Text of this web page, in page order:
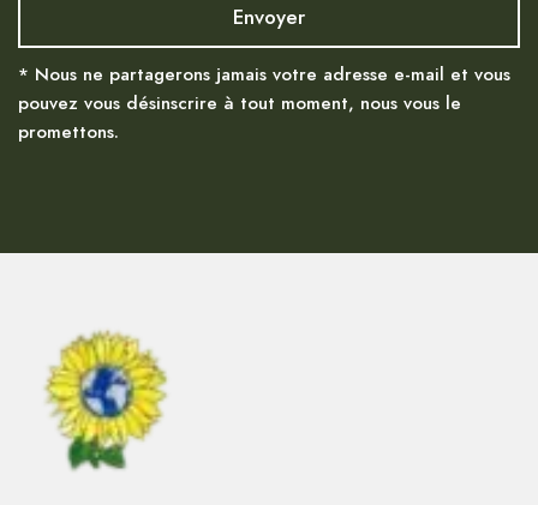
* Nous ne partagerons jamais votre adresse e-mail et vous
pouvez vous désinscrire à tout moment, nous vous le
promettons.